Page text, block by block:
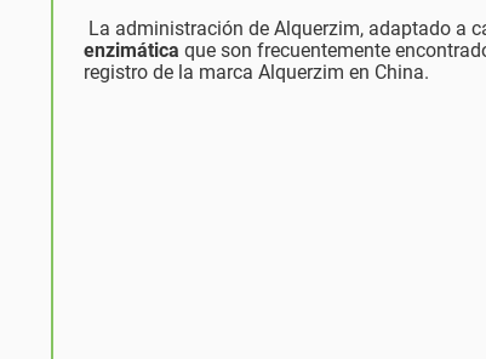
La administración de Alquerzim, adaptado a
enzimática que son frecuentemente
registro de la marca Alquerzim en China.